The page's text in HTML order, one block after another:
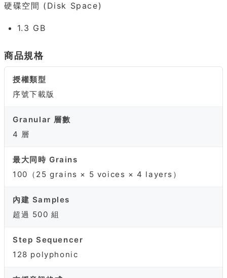
硬碟空間 (Disk Space)
1.3 GB
商品規格
授權類型
序號下載版
Granular 層數
4 層
最大同時 Grains
100（25 grains × 5 voices × 4 layers）
內建 Samples
超過 500 組
Step Sequencer
128 polyphonic